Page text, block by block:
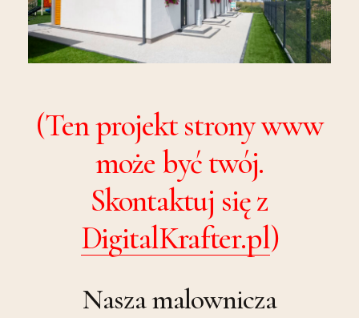
(Ten projekt strony www
może być twój.
Skontaktuj się z
DigitalKrafter.pl)
Nasza malownicza